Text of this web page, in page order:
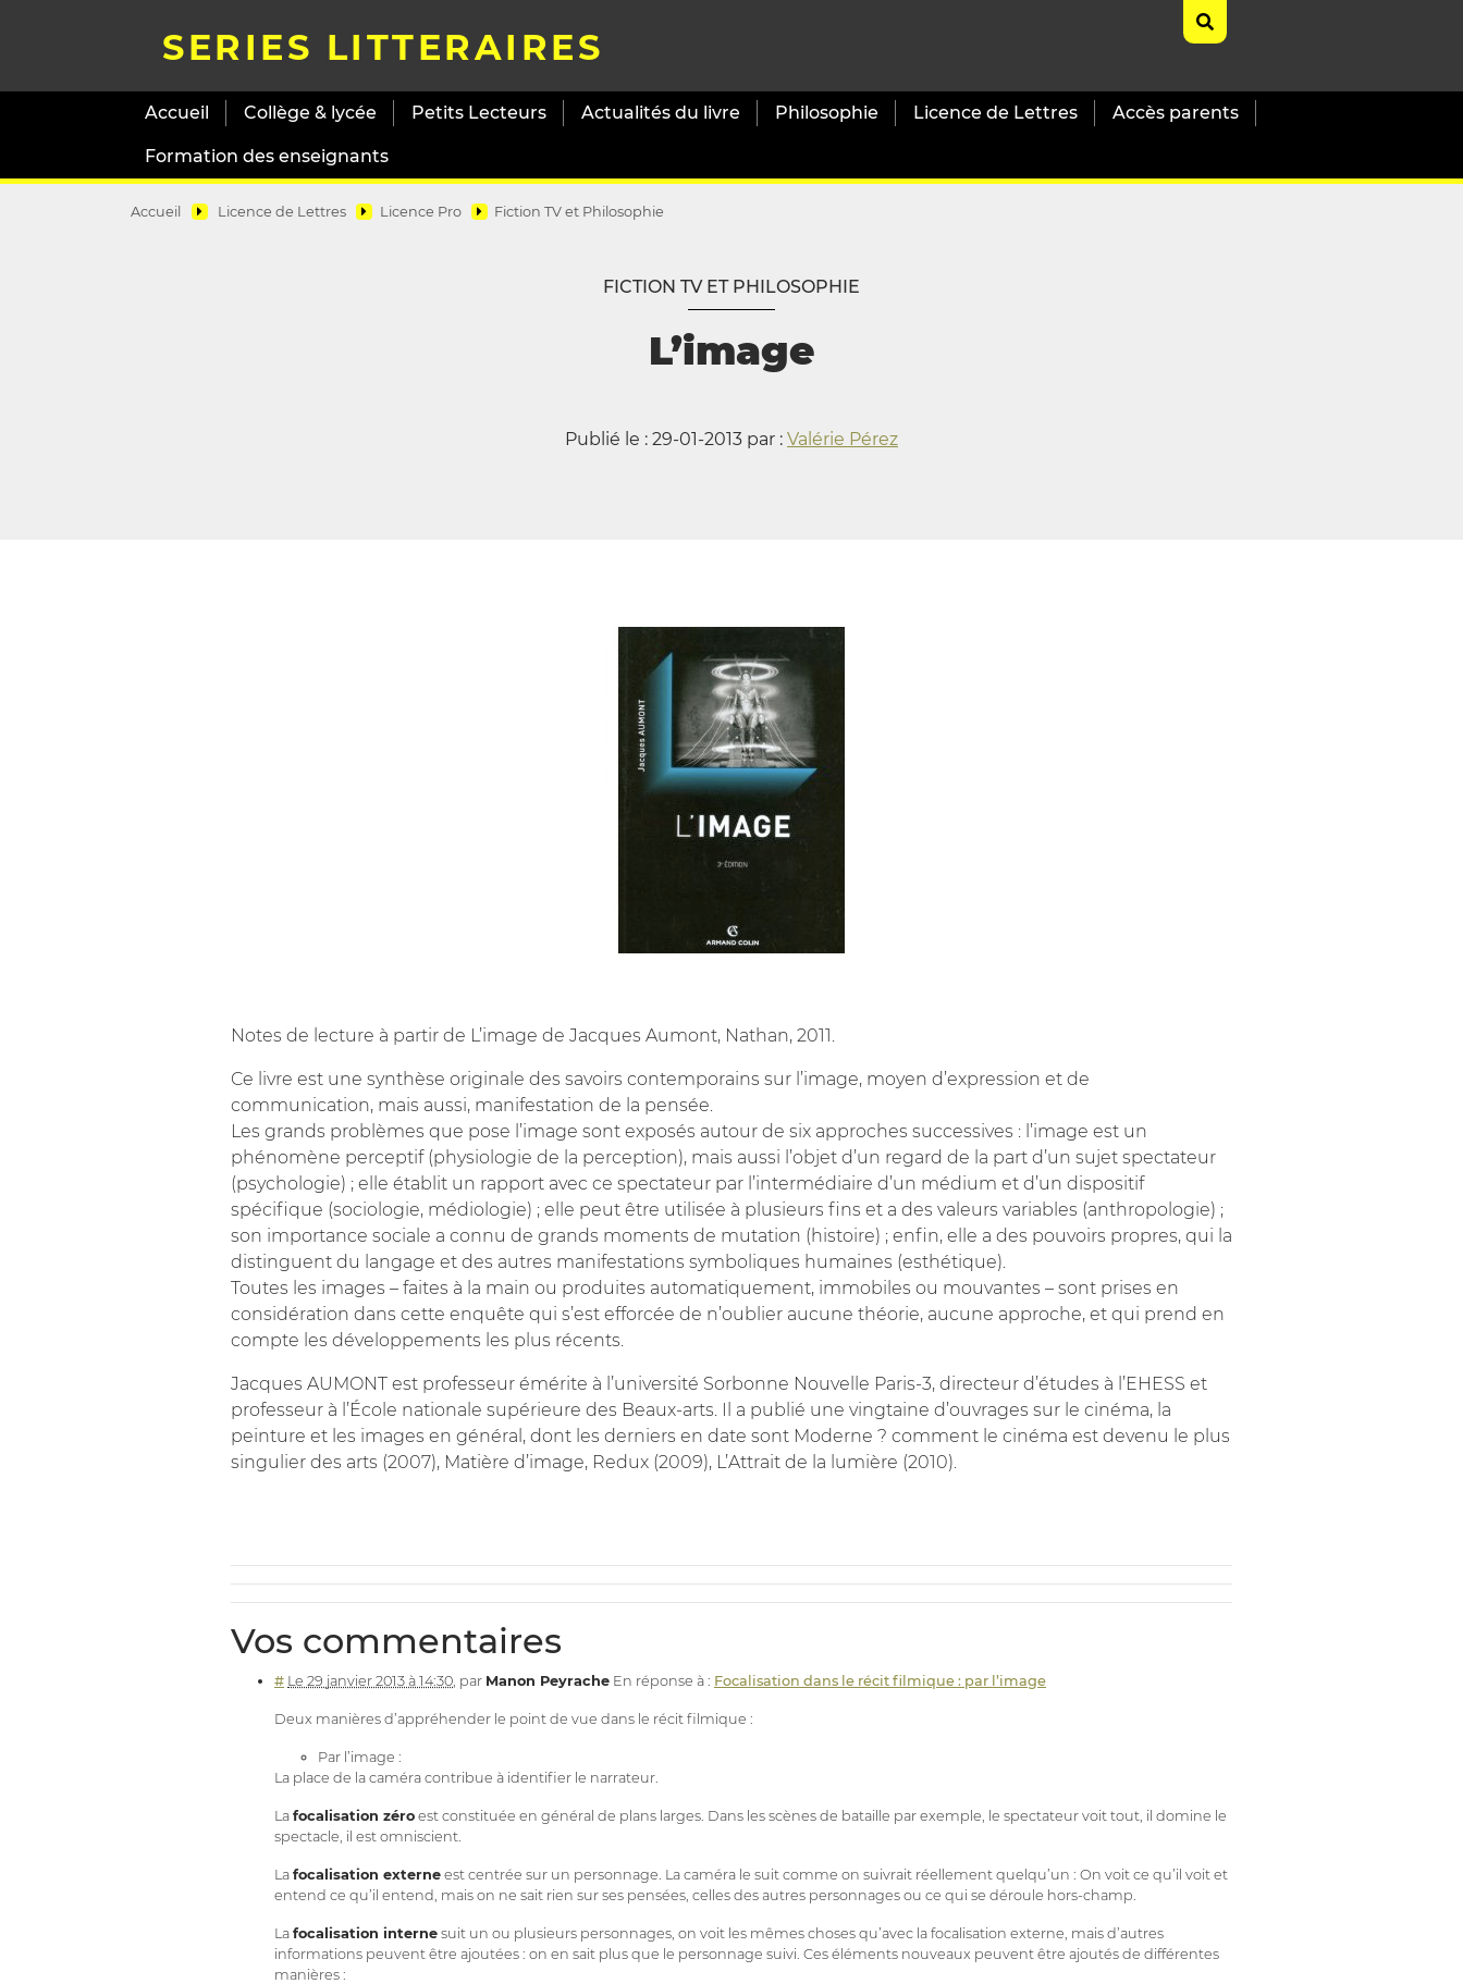
SERIES LITTERAIRES
Accueil Collège & lycée Petits Lecteurs Actualités du livre Philosophie Licence de Lettres Accès parents
Formation des enseignants
Accueil Licence de Lettres Licence Pro Fiction TV et Philosophie
FICTION TV ET PHILOSOPHIE
L’image
Publié le : 29-01-2013 par : Valérie Pérez
Notes de lecture à partir de L’image de Jacques Aumont, Nathan, 2011.
Ce livre est une synthèse originale des savoirs contemporains sur l’image, moyen d’expression et de
communication, mais aussi, manifestation de la pensée.
Les grands problèmes que pose l’image sont exposés autour de six approches successives : l’image est un
phénomène perceptif (physiologie de la perception), mais aussi l’objet d’un regard de la part d’un sujet spectateur
(psychologie) ; elle établit un rapport avec ce spectateur par l’intermédiaire d’un médium et d’un dispositif
spécifique (sociologie, médiologie) ; elle peut être utilisée à plusieurs fins et a des valeurs variables (anthropologie) ;
son importance sociale a connu de grands moments de mutation (histoire) ; enfin, elle a des pouvoirs propres, qui la
distinguent du langage et des autres manifestations symboliques humaines (esthétique).
Toutes les images – faites à la main ou produites automatiquement, immobiles ou mouvantes – sont prises en
considération dans cette enquête qui s’est efforcée de n’oublier aucune théorie, aucune approche, et qui prend en
compte les développements les plus récents.
Jacques AUMONT est professeur émérite à l’université Sorbonne Nouvelle Paris-3, directeur d’études à l’EHESS et
professeur à l’École nationale supérieure des Beaux-arts. Il a publié une vingtaine d’ouvrages sur le cinéma, la
peinture et les images en général, dont les derniers en date sont Moderne ? comment le cinéma est devenu le plus
singulier des arts (2007), Matière d’image, Redux (2009), L’Attrait de la lumière (2010).
Vos commentaires
# Le 29 janvier 2013 à 14:30, par Manon Peyrache En réponse à : Focalisation dans le récit filmique : par l’image
Deux manières d’appréhender le point de vue dans le récit filmique :
Par l’image :
La place de la caméra contribue à identifier le narrateur.
La focalisation zéro est constituée en général de plans larges. Dans les scènes de bataille par exemple, le spectateur voit tout, il domine le
spectacle, il est omniscient.
La focalisation externe est centrée sur un personnage. La caméra le suit comme on suivrait réellement quelqu’un : On voit ce qu’il voit et
entend ce qu’il entend, mais on ne sait rien sur ses pensées, celles des autres personnages ou ce qui se déroule hors-champ.
La focalisation interne suit un ou plusieurs personnages, on voit les mêmes choses qu’avec la focalisation externe, mais d’autres
informations peuvent être ajoutées : on en sait plus que le personnage suivi. Ces éléments nouveaux peuvent être ajoutés de différentes
manières :